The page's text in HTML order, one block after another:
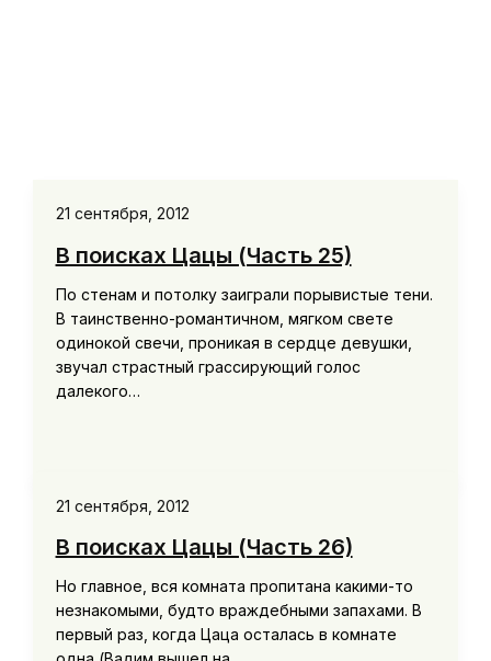
21 сентября, 2012
В поисках Цацы (Часть 25)
По стенам и потолку заиграли порывистые тени.
В таинственно-романтичном, мягком свете
одинокой свечи, проникая в сердце девушки,
звучал страстный грассирующий голос
далекого…
21 сентября, 2012
В поисках Цацы (Часть 26)
Но главное, вся комната пропитана какими-то
незнакомыми, будто враждебными запахами. В
первый раз, когда Цаца осталась в комнате